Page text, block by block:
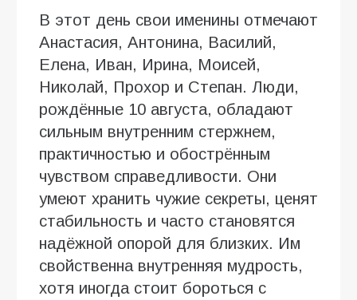
В этот день свои именины отмечают
Анастасия, Антонина, Василий,
Елена, Иван, Ирина, Моисей,
Николай, Прохор и Степан. Люди,
рождённые 10 августа, обладают
сильным внутренним стержнем,
практичностью и обострённым
чувством справедливости. Они
умеют хранить чужие секреты, ценят
стабильность и часто становятся
надёжной опорой для близких. Им
свойственна внутренняя мудрость,
хотя иногда стоит бороться с